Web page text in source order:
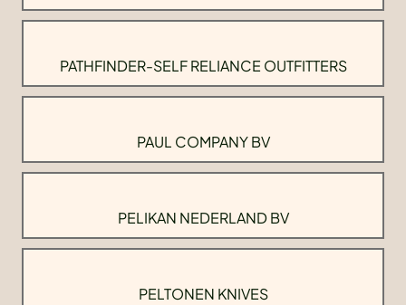
PATHFINDER-SELF RELIANCE OUTFITTERS
PAUL COMPANY BV
PELIKAN NEDERLAND BV
PELTONEN KNIVES